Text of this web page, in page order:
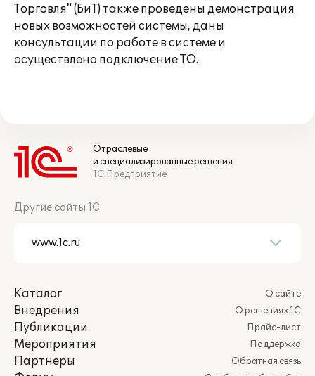
Торговля" (БиТ) также проведены демонстрация
новых возможностей системы, даны
консультации по работе в системе и
осуществлено подключение ТО.
Отраслевые
и специализированные решения
1С:Предприятие
Другие сайты 1С
Каталог
Внедрения
Публикации
Мероприятия
Партнеры
О сайте
О решениях 1С
Прайс-лист
Поддержка
Обратная связь